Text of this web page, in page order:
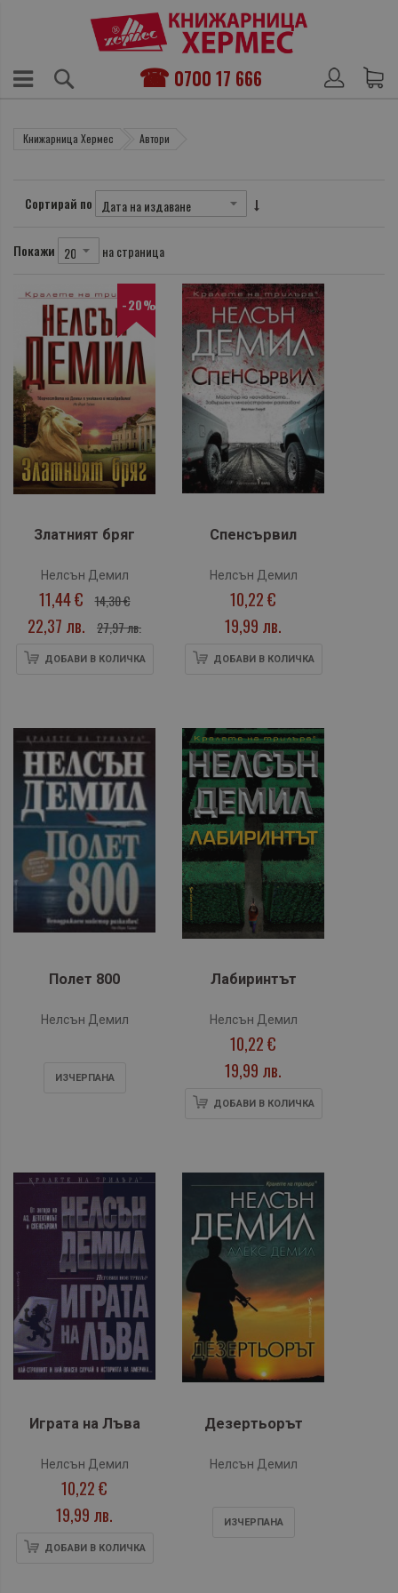
0700 17 666
Книжарница Хермес Автори
Сортирай по
Покажи на страница
-20%
Златният бряг
Нелсън Демил
11,44 € 14,30 €
22,37 лв. 27,97 лв.
ДОБАВИ В КОЛИЧКА
Спенсървил
Нелсън Демил
10,22 €
19,99 лв.
ДОБАВИ В КОЛИЧКА
Полет 800
Нелсън Демил
ИЗЧЕРПАНA
Лабиринтът
Нелсън Демил
10,22 €
19,99 лв.
ДОБАВИ В КОЛИЧКА
Играта на Лъва
Нелсън Демил
10,22 €
19,99 лв.
ДОБАВИ В КОЛИЧКА
Дезертьорът
Нелсън Демил
ИЗЧЕРПАНA